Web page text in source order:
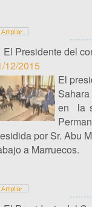
El Presidente del
12/2015
El
en la
por Sr. Abu
a Marruecos.